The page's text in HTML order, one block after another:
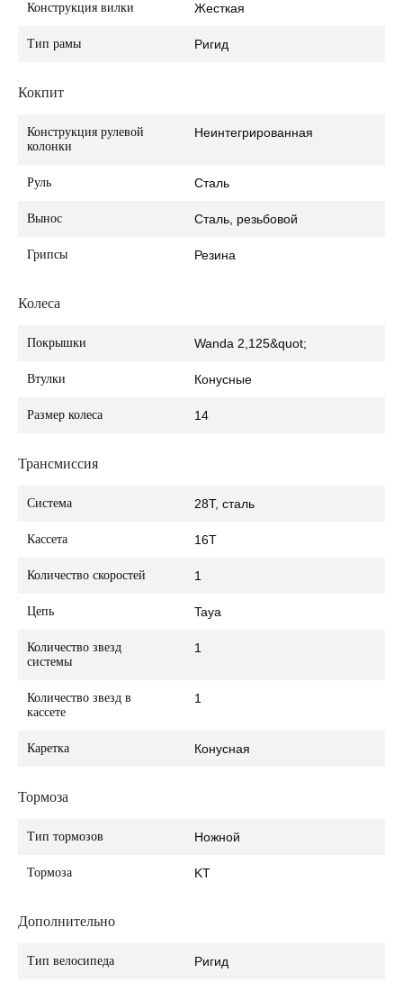
Конструкция вилки Жесткая
Тип рамы Ригид
Кокпит
Конструкция рулевой
колонки
Неинтегрированная
Руль Сталь
Вынос Сталь, резьбовой
Грипсы Резина
Колеса
Покрышки Wanda 2,125&quot;
Втулки Конусные
Размер колеса 14
Трансмиссия
Система 28T, сталь
Кассета 16T
Количество скоростей 1
Цепь Taya
Количество звезд
системы
1
Количество звезд в
кассете
1
Каретка Конусная
Тормоза
Тип тормозов Ножной
Тормоза KT
Дополнительно
Тип велосипеда Ригид